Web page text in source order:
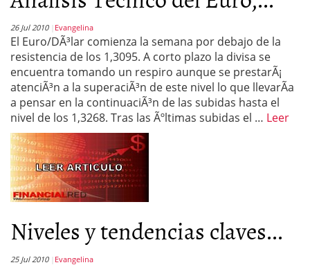
26 Jul 2010 Evangelina
El Euro/DÃ³lar comienza la semana por debajo de la
resistencia de los 1,3095. A corto plazo la divisa se
encuentra tomando un respiro aunque se prestarÃ¡
atenciÃ³n a la superaciÃ³n de este nivel lo que llevarÃ­a
a pensar en la continuaciÃ³n de las subidas hasta el
nivel de los 1,3268. Tras las Ãºltimas subidas el … Leer
Niveles y tendencias claves...
25 Jul 2010 Evangelina